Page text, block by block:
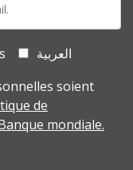
العربية
soient
de
mondiale.